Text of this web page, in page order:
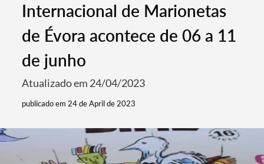
Internacional de Marionetas
de Évora acontece de 06 a 11
de junho
Atualizado em 24/04/2023
publicado em 24 de April de 2023